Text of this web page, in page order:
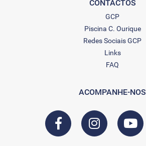
CONTACTOS
GCP
Piscina C. Ourique
Redes Sociais GCP
Links
FAQ
ACOMPANHE-NOS